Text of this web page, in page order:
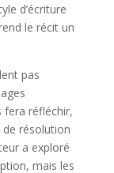
d’écriture
le récit un
pas
fera réfléchir,
résolution
a exploré
mais les